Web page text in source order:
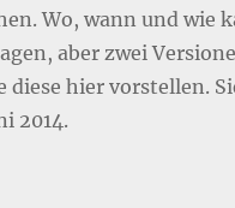
Wo, wann und wie
aber zwei
diese hier vorstellen.
2014.